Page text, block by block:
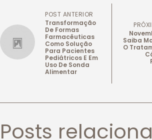
POST ANTERIOR
Transformação
De Formas
Farmacêuticas
Como Solução
Para Pacientes
Pediátricos E Em
Uso De Sonda
Alimentar
Saiba
O
Posts